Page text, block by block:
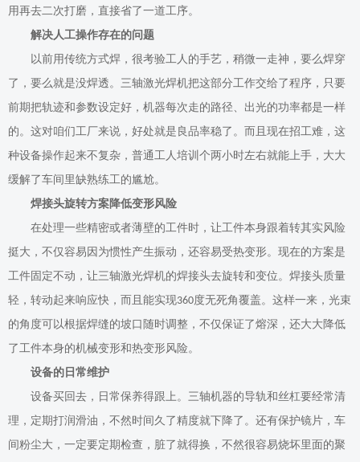
用再去二次打磨，直接省了一道工序。
解决人工操作存在的问题
以前用传统方式焊，很考验工人的手艺，稍微一走神，要么焊穿
了，要么就是没焊透。三轴激光焊机把这部分工作交给了程序，只要
前期把轨迹和参数设定好，机器每次走的路径、出光的功率都是一样
的。这对咱们工厂来说，好处就是良品率稳了。而且现在招工难，这
种设备操作起来不复杂，普通工人培训个两小时左右就能上手，大大
缓解了车间里缺熟练工的尴尬。
焊接头旋转方案降低变形风险
在处理一些精密或者薄壁的工件时，让工件本身跟着转其实风险
挺大，不仅容易因为惯性产生振动，还容易受热变形。现在的方案是
工件固定不动，让三轴激光焊机的焊接头去旋转和变位。焊接头质量
轻，转动起来响应快，而且能实现360度无死角覆盖。这样一来，光束
的角度可以根据焊缝的坡口随时调整，不仅保证了熔深，还大大降低
了工件本身的机械变形和热变形风险。
设备的 日常维护
设备买回去，日常保养得跟上。三轴机器的导轨和丝杠要经常清
理，定期打润滑油，不然时间久了精度就下降了。还有保护镜片，车
间粉尘大，一定要定期检查，脏了就得换，不然很容易烧坏里面的聚